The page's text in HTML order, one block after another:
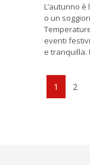
L’autunno
o un
eventi
e tranquilla.
1 2